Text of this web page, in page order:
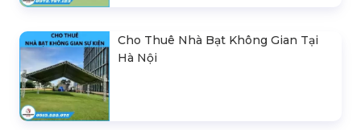
Cho Thuê Nhà Bạt Không Gian Tại
Hà Nội